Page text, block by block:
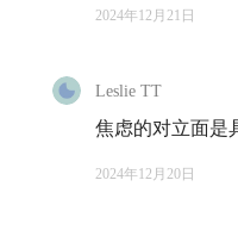
一个人应该能
粪，电脑编程，
2024年12月21日
Leslie TT
焦虑的对立面是
2024年12月20日